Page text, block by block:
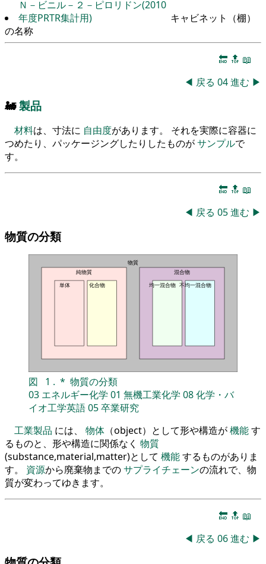
Ｎ－ビニル－２－ピロリドン(2010
年度PRTR集計用)
キャビネット（棚）
の名称
🔚 🔝 📖
◀ 戻る 04進む ▶
🚂製品
材料は、寸法に 自由度があります。 それを実際に容器に
つめたり、パッケージングしたりしたものがサンプルで
す。
🔚 🔝 📖
◀ 戻る 05進む ▶
物質の分類
物質
純物質
単体
化合物
混合物
均一混合物 不均一混合物
図 1 . * 物質の分類
03 エネルギー化学 01 無機工業化学 08化学・バ
イオ工学英語05卒業研究
工業製品 には、 物体 （object）として形や構造が機能す
るものと、形や構造に関係なく 物質
(substance,material,matter)として 機能するものがありま
す。 資源から廃棄物までのサプライチェーンの流れで、物
質が変わってゆきます。
🔚 🔝 📖
◀ 戻る 06進む ▶